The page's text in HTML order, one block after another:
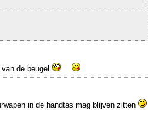
de beugel
in de handtas mag blijven zitten